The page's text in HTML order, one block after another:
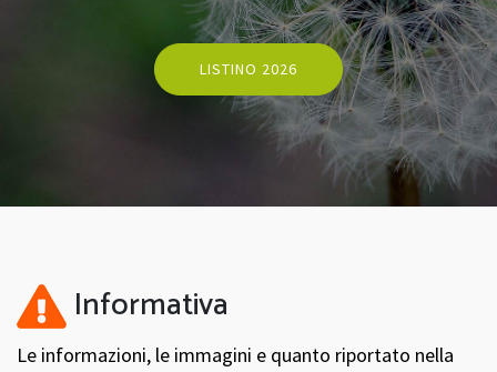
LISTINO 2026
Informativa
Le informazioni, le immagini e quanto riportato nella